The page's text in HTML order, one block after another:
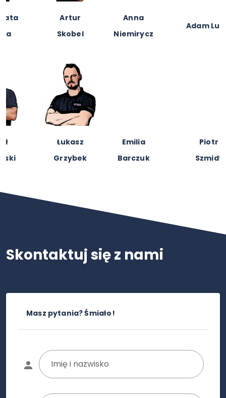
Szmidt
Karolina
Szewczak
Skontaktuj się z nami
Masz pytania? Śmiało!
Imię i nazwisko